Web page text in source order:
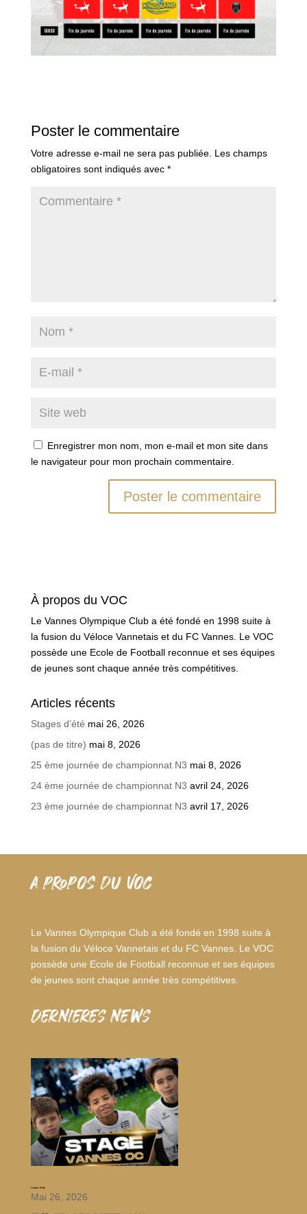
Poster le commentaire
Votre adresse e-mail ne sera pas publiée. Les champs
obligatoires sont indiqués avec *
Enregistrer mon nom, mon e-mail et mon site dans
le navigateur pour mon prochain commentaire.
À propos du VOC
Le Vannes Olympique Club a été fondé en 1998 suite à
la fusion du Véloce Vannetais et du FC Vannes. Le VOC
possède une Ecole de Football reconnue et ses équipes
de jeunes sont chaque année très compétitives.
Articles récents
Stages d’été mai 26, 2026
(pas de titre) mai 8, 2026
25 ème journée de championnat N3 mai 8, 2026
24 ème journée de championnat N3 avril 24, 2026
23 ème journée de championnat N3 avril 17, 2026
A PROPOS DU VOC
Le Vannes Olympique Club a été fondé en 1998 suite à
la fusion du Véloce Vannetais et du FC Vannes. Le VOC
possède une Ecole de Football reconnue et ses équipes
de jeunes sont chaque année très compétitives.
dernieres news
Stages d’été
Mai 26, 2026